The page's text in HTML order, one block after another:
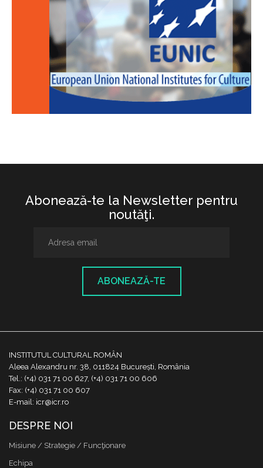
Abonează-te la Newsletter pentru
noutăţi.
ABONEAZĂ-TE
INSTITUTUL CULTURAL ROMÂN
Aleea Alexandru nr. 38, 011824 București, România
Tel.: (+4) 031 71 00 627, (+4) 031 71 00 606
Fax: (+4) 031 71 00 607
E-mail: icr@icr.ro
DESPRE NOI
Misiune / Strategie / Funcţionare
Echipa